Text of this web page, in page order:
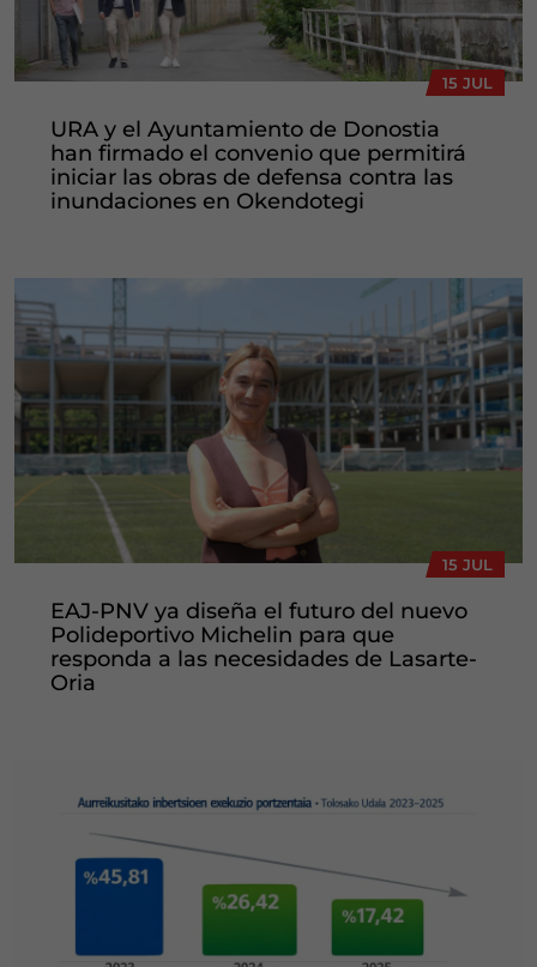
15 JUL
URA y el Ayuntamiento de Donostia
han firmado el convenio que permitirá
iniciar las obras de defensa contra las
inundaciones en Okendotegi
15 JUL
EAJ-PNV ya diseña el futuro del nuevo
Polideportivo Michelin para que
responda a las necesidades de Lasarte-
Oria